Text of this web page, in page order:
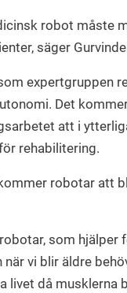
robot måste
säger
expertgruppen
Det
att i
rehabilitering.
robotar att
som hjälper
vi blir äldre
livet då musklerna